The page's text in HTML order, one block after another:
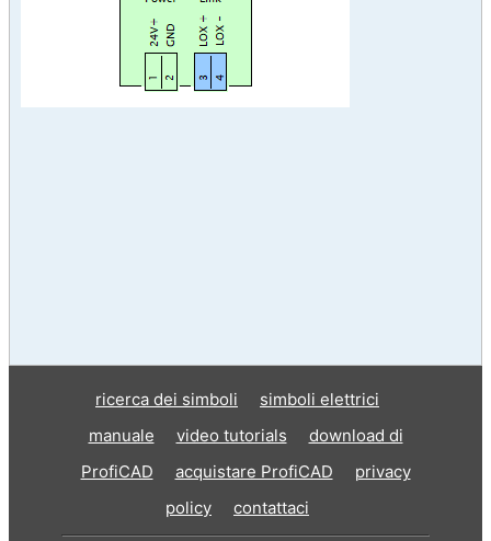
ricerca dei simboli
simboli elettrici
manuale
video tutorials
download di
ProfiCAD
acquistare ProfiCAD
privacy
policy
contattaci